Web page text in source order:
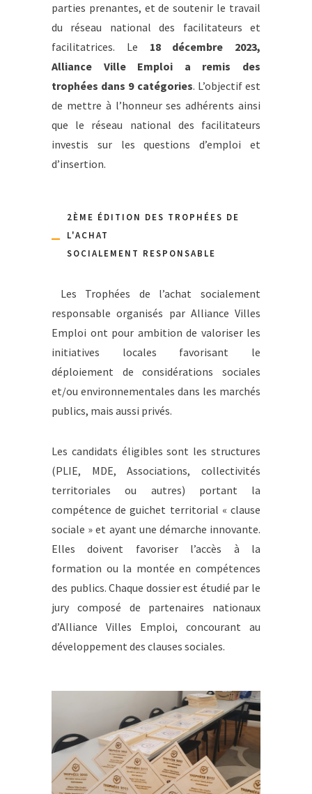
parties prenantes, et de soutenir le travail
du réseau national des facilitateurs et
facilitatrices. Le 18 décembre 2023,
Alliance Ville Emploi a remis des
trophées dans 9 catégories. L’objectif est
de mettre à l’honneur ses adhérents ainsi
que le réseau national des facilitateurs
investis sur les questions d’emploi et
d’insertion.
2ÈME ÉDITION DES TROPHÉES DE
L'ACHAT
SOCIALEMENT RESPONSABLE
Les Trophées de l’achat socialement
responsable organisés par Alliance Villes
Emploi ont pour ambition de valoriser les
initiatives locales favorisant le
déploiement de considérations sociales
et/ou environnementales dans les marchés
publics, mais aussi privés.
Les candidats éligibles sont les structures
(PLIE, MDE, Associations, collectivités
territoriales ou autres) portant la
compétence de guichet territorial « clause
sociale » et ayant une démarche innovante.
Elles doivent favoriser l’accès à la
formation ou la montée en compétences
des publics. Chaque dossier est étudié par le
jury composé de partenaires nationaux
d’Alliance Villes Emploi, concourant au
développement des clauses sociales.